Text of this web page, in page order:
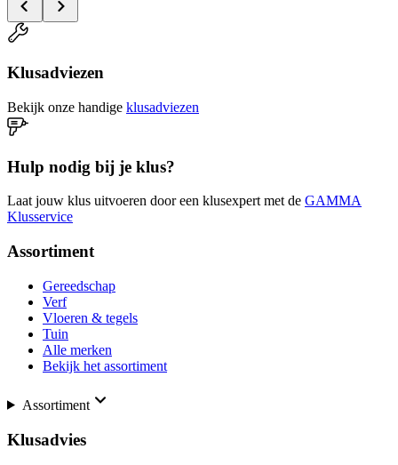
Klusadviezen
Bekijk onze handige klusadviezen
Hulp nodig bij je klus?
Laat jouw klus uitvoeren door een klusexpert met de GAMMA
Klusservice
Assortiment
Gereedschap
Verf
Vloeren & tegels
Tuin
Alle merken
Bekijk het assortiment
Assortiment
Klusadvies